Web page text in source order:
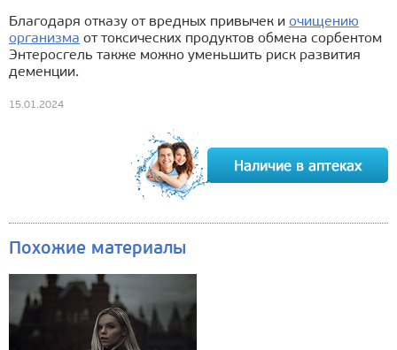
Благодаря отказу от вредных привычек и очищению
организма от токсических продуктов обмена сорбентом
Энтеросгель также можно уменьшить риск развития
деменции.
15.01.2024
Похожие материалы